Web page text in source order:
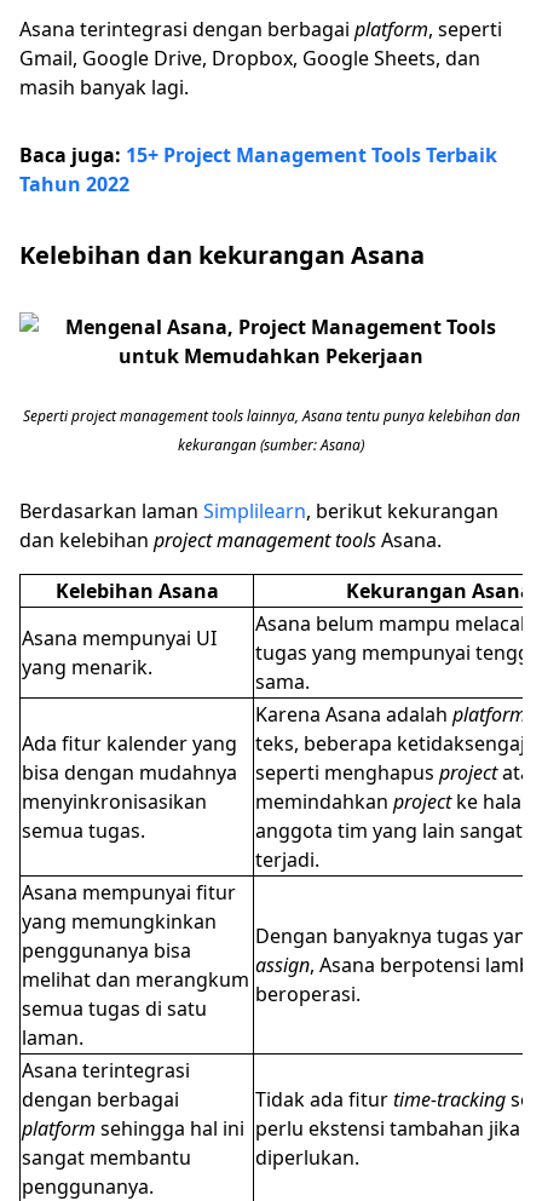
Asana terintegrasi dengan berbagai platform, seperti
Gmail, Google Drive, Dropbox, Google Sheets, dan
masih banyak lagi.
Baca juga: 15+ Project Management Tools Terbaik
Tahun 2022
Kelebihan dan kekurangan Asana
Seperti project management tools lainnya, Asana tentu punya kelebihan dan
kekurangan (sumber: Asana)
Berdasarkan laman Simplilearn, berikut kekurangan
dan kelebihan project management toolsAsana.
Kelebihan Asana
Kekurangan Asana
Asana mempunyai UI
yang menarik.
Asana belum mampu melacak
tugas yang mempunyai
sama.
Ada fitur kalender yang
bisa dengan mudahnya
menyinkronisasikan
semua tugas.
Karena Asana adalah platform
teks, beberapa
seperti menghapus projectatau
memindahkan projectke
anggota tim yang lain sangat
terjadi.
Asana mempunyai fitur
yang memungkinkan
penggunanya bisa
melihat dan merangkum
semua tugas di satu
laman.
Dengan banyaknya tugas
assign, Asana berpotensi
beroperasi.
Asana terintegrasi
dengan berbagai
platform sehingga hal ini
sangat membantu
penggunanya.
Tidak ada fiturtime-tracking
perlu ekstensi tambahan jika
diperlukan.